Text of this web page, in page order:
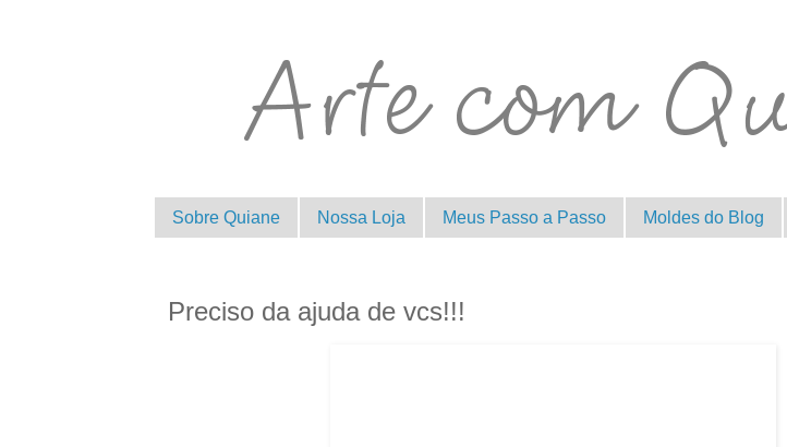
Sobre Quiane Nossa Loja Meus Passo a Passo Moldes do Blog
Preciso da ajuda de vcs!!!